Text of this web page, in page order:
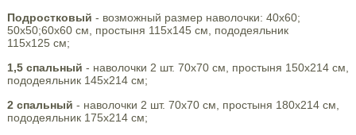
Подростковый - возможный размер наволочки: 40х60;
50х50;60х60 см, простыня 115х145 см, пододеяльник
115х125 см;
1,5 спальный - наволочки 2 шт. 70х70 см, простыня 150х214 см,
пододеяльник 145х214 см;
2 спальный - наволочки 2 шт. 70х70 см, простыня 180х214 см,
пододеяльник 175х214 см;